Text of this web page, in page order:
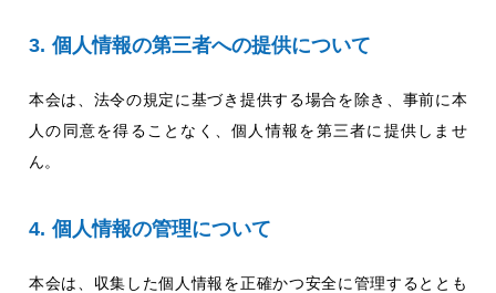
個人情報の第三者への提供について
本会は、法令の規定に基づき提供する場合を除き、事前に本
人の同意を得ることなく、個人情報を第三者に提供しませ
ん。
個人情報の管理について
本会は、収集した個人情報を正確かつ安全に管理するととも